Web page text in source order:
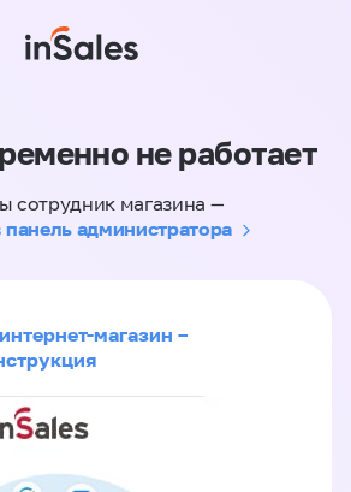
не работает
сотрудник магазина —
панель администратора
магазин –